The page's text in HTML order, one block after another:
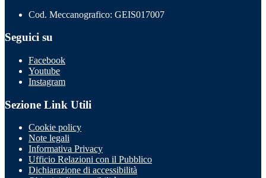
Cod. Meccanografico: GEIS017007
Seguici su
Facebook
Youtube
Instagram
Sezione Link Utili
Cookie policy
Note legali
Informativa Privacy
Ufficio Relazioni con il Pubblico
Dichiarazione di accessibilità